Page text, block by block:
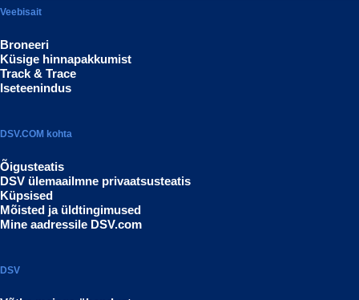
Veebisait
Broneeri
Küsige hinnapakkumist
Track & Trace
Iseteenindus
DSV.COM kohta
Õigusteatis
DSV ülemaailmne privaatsusteatis
Küpsised
Mõisted ja üldtingimused
Mine aadressile DSV.com
DSV